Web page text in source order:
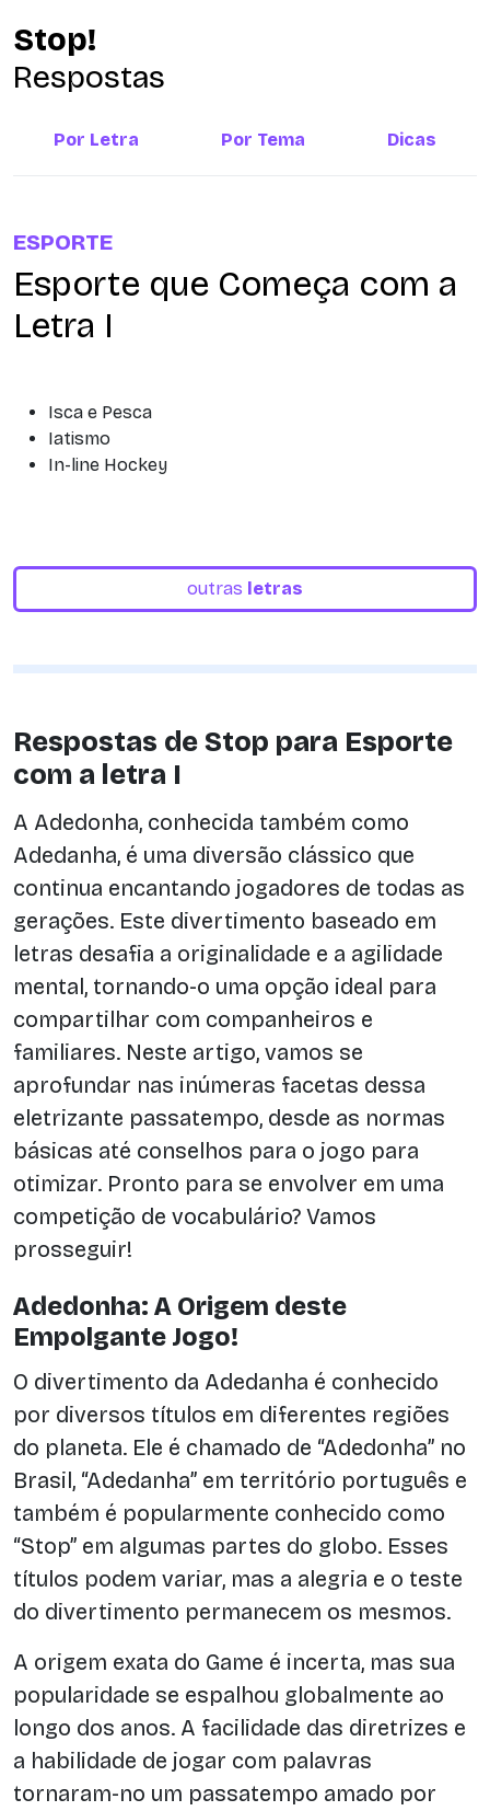
Stop!
Respostas
Por Letra Por Tema Dicas
ESPORTE
Esporte que Começa com a
Letra I
Isca e Pesca
Iatismo
In-line Hockey
outras letras
Respostas de Stop para Esporte
com a letra I
A Adedonha, conhecida também como
Adedanha, é uma diversão clássico que
continua encantando jogadores de todas as
gerações. Este divertimento baseado em
letras desafia a originalidade e a agilidade
mental, tornando-o uma opção ideal para
compartilhar com companheiros e
familiares. Neste artigo, vamos se
aprofundar nas inúmeras facetas dessa
eletrizante passatempo, desde as normas
básicas até conselhos para o jogo para
otimizar. Pronto para se envolver em uma
competição de vocabulário? Vamos
prosseguir!
Adedonha: A Origem deste
Empolgante Jogo!
O divertimento da Adedanha é conhecido
por diversos títulos em diferentes regiões
do planeta. Ele é chamado de “Adedonha” no
Brasil, “Adedanha” em território português e
também é popularmente conhecido como
“Stop” em algumas partes do globo. Esses
títulos podem variar, mas a alegria e o teste
do divertimento permanecem os mesmos.
A origem exata do Game é incerta, mas sua
popularidade se espalhou globalmente ao
longo dos anos. A facilidade das diretrizes e
a habilidade de jogar com palavras
tornaram-no um passatempo amado por